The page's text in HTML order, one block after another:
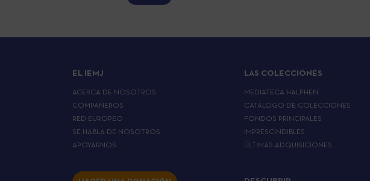
EL IEMJ
ACERCA DE NOSOTROS
COMPAÑEROS
RED EUROPEO
SE HABLA DE NOSOTROS
APOYARNOS
LAS COLECCIONES
MEDIATECA HALPHEN
CATÁLOGO DE COLECCIONES
FONDOS PRINCIPALES
IMPRESCINDIBLES
ÚLTIMAS ADQUISICIONES